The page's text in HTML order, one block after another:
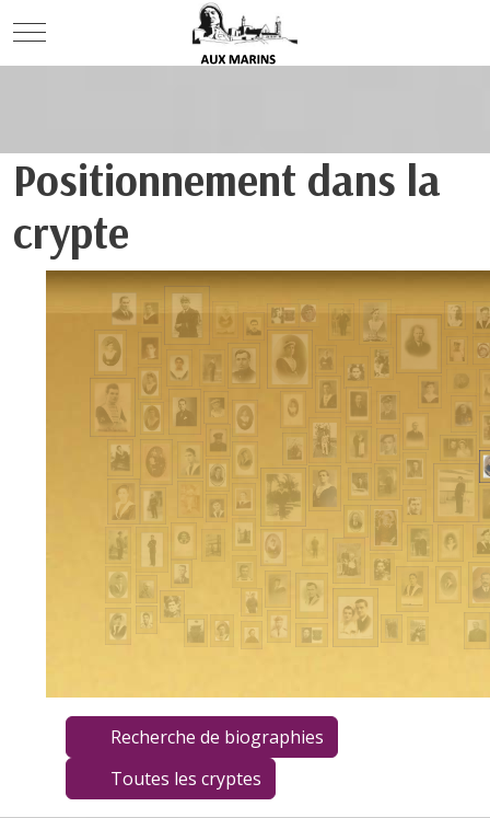
Mobile Menu Toggle
Positionnement dans la
crypte
Recherche de biographies
Toutes les cryptes